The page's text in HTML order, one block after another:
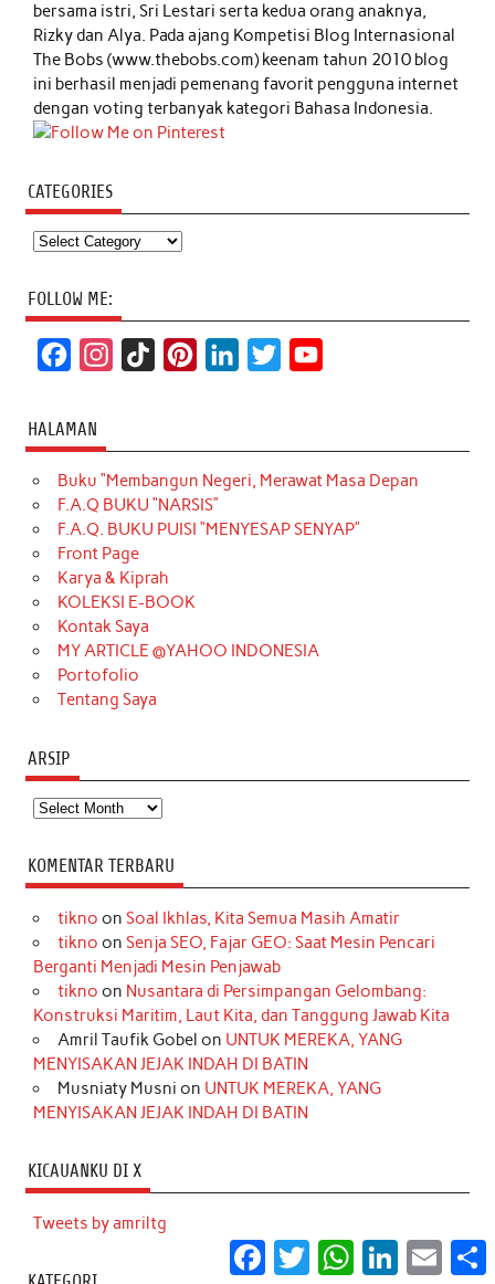
bersama istri, Sri Lestari serta kedua orang anaknya,
Rizky dan Alya. Pada ajang Kompetisi Blog Internasional
The Bobs (www.thebobs.com) keenam tahun 2010 blog
ini berhasil menjadi pemenang favorit pengguna internet
dengan voting terbanyak kategori Bahasa Indonesia.
CATEGORIES
Categories
FOLLOW ME:
c
e
b
o
o
k
t
a
g
r
a
m
T
o
k
t
e
r
k
e
d
t
t
e
T
u
b
HALAMAN
Buku “Membangun Negeri, Merawat Masa Depan
F.A.Q BUKU “NARSIS”
F.A.Q. BUKU PUISI “MENYESAP SENYAP”
Front Page
Karya & Kiprah
KOLEKSI E-BOOK
Kontak Saya
MY ARTICLE @YAHOO INDONESIA
Portofolio
Tentang Saya
ARSIP
Arsip
KOMENTAR TERBARU
tikno on Soal Ikhlas, Kita Semua Masih Amatir
tikno on Senja SEO, Fajar GEO: Saat Mesin Pencari
Berganti Menjadi Mesin Penjawab
tikno on Nusantara di Persimpangan Gelombang:
Konstruksi Maritim, Laut Kita, dan Tanggung Jawab Kita
Amril Taufik Gobel on UNTUK MEREKA, YANG
MENYISAKAN JEJAK INDAH DI BATIN
Musniaty Musni on UNTUK MEREKA, YANG
MENYISAKAN JEJAK INDAH DI BATIN
KICAUANKU DI X
Tweets by amriltg
Facebook
Twitter WhatsApp
LinkedInEmail